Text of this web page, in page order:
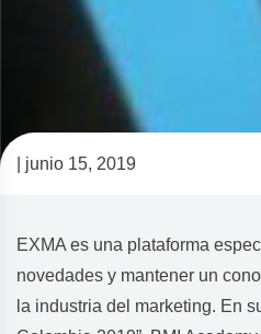
| junio 15, 2019
EXMA es una plataforma
novedades y mantener un
la industria del marketing. En